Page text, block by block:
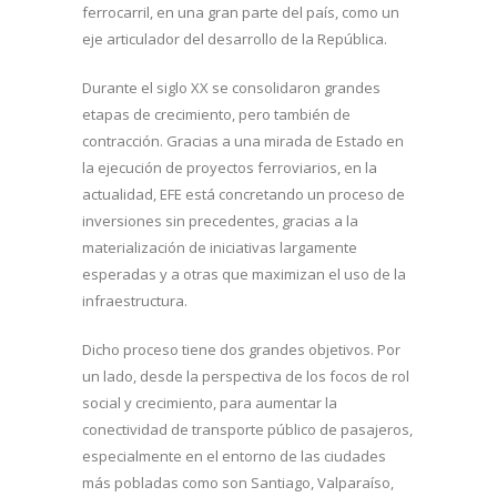
ferrocarril, en una gran parte del país, como un
eje articulador del desarrollo de la República.
Durante el siglo XX se consolidaron grandes
etapas de crecimiento, pero también de
contracción. Gracias a una mirada de Estado en
la ejecución de proyectos ferroviarios, en la
actualidad, EFE está concretando un proceso de
inversiones sin precedentes, gracias a la
materialización de iniciativas largamente
esperadas y a otras que maximizan el uso de la
infraestructura.
Dicho proceso tiene dos grandes objetivos. Por
un lado, desde la perspectiva de los focos de rol
social y crecimiento, para aumentar la
conectividad de transporte público de pasajeros,
especialmente en el entorno de las ciudades
más pobladas como son Santiago, Valparaíso,